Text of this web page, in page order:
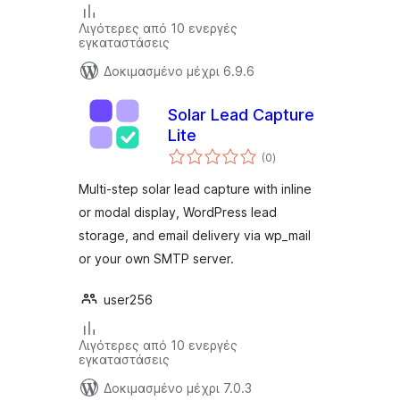
Λιγότερες από 10 ενεργές
εγκαταστάσεις
Δοκιμασμένο μέχρι 6.9.6
Solar Lead Capture
Lite
(0αξιολογήσεις
σύνολο
)
Multi-step solar lead capture with inline
or modal display, WordPress lead
storage, and email delivery via wp_mail
or your own SMTP server.
user256
Λιγότερες από 10 ενεργές
εγκαταστάσεις
Δοκιμασμένο μέχρι 7.0.3